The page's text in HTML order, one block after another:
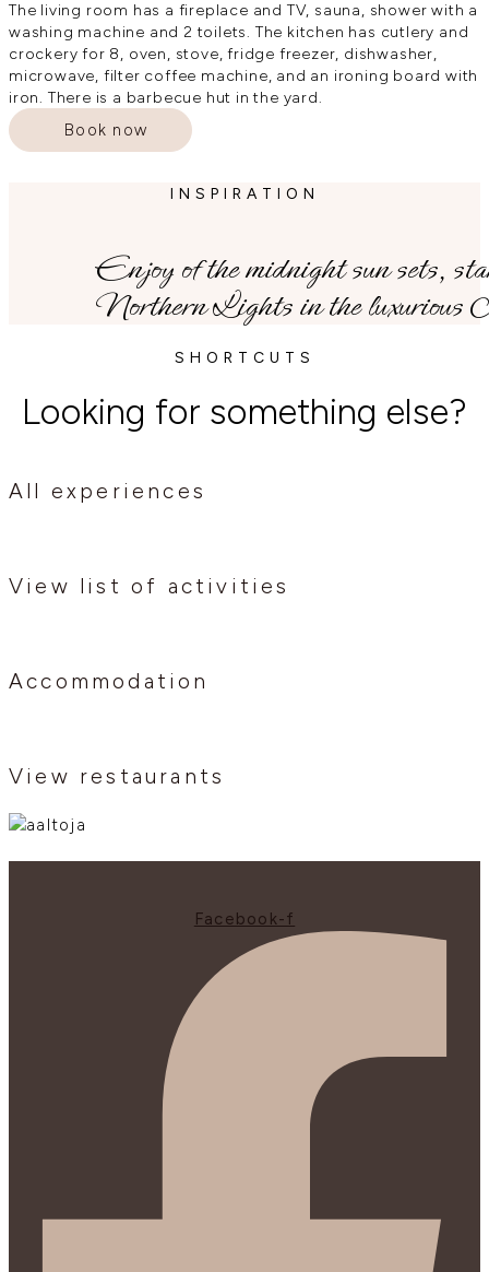
The living room has a fireplace and TV, sauna, shower with a
washing machine and 2 toilets. The kitchen has cutlery and
crockery for 8, oven, stove, fridge freezer, dishwasher,
microwave, filter coffee machine, and an ironing board with
iron. There is a barbecue hut in the yard.
Book now
INSPIRATION
Enjoy of the midnight sun sets,
Northern Lights in the
SHORTCUTS
Looking for something else?
All experiences
View list of activities
Accommodation
View restaurants
Facebook-f